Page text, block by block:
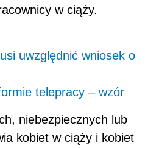
w ciąży.
uwzględnić wniosek o
telepracy – wzór
niebezpiecznych lub
kobiet w ciąży i kobiet